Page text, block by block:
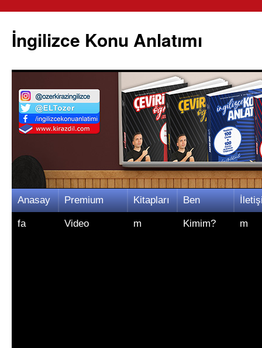
İngilizce Konu Anlatımı
İçeriğe
atla
Anasay
fa
Premium
Video
Kitapları
m
Ben
Kimim? m